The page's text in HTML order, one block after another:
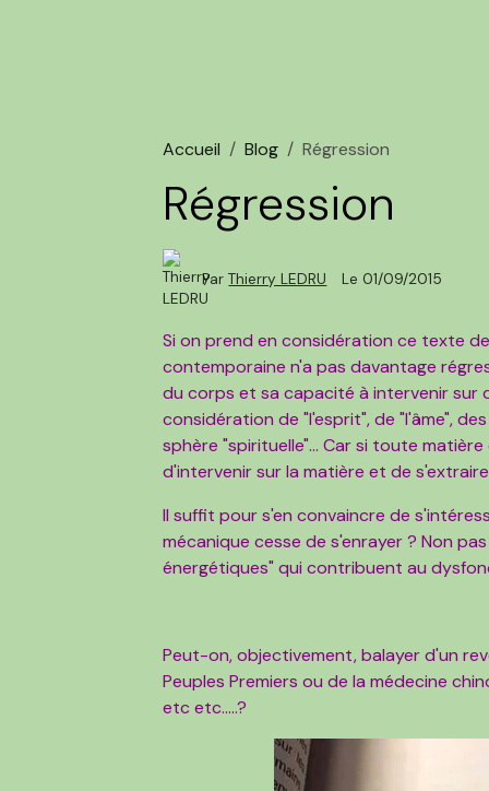
Accueil Blog Régression
Régression
ParThierry LEDRU Le 01/09/2015
Si on prend en considération ce texte
contemporaine n'a pas davantage
du corps et sa capacité à intervenir sur
considération de "l'esprit", de "l'âme",
sphère "spirituelle"... Car si toute
d'intervenir sur la matière et de
Il suffit pour s'en convaincre de
mécanique cesse de s'enrayer ? Non
énergétiques" qui contribuent au
Peut-on, objectivement, balayer d'un
Peuples Premiers ou de la médecine
etc etc.....?